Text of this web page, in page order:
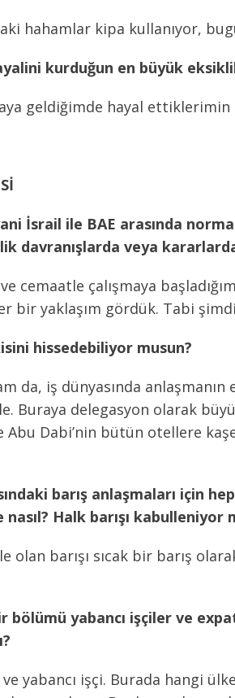
hahamlar kipa kullanıyor,
kurduğun en büyük
geldiğimde hayal ettiklerimin
İsrail ile BAE arasında
davranışlarda veya
cemaatle çalışmaya
bir yaklaşım gördük. Tabi
hissedebiliyor musun?
da, iş dünyasında
Buraya delegasyon olarak
Dabi’nin bütün otellere
barış anlaşmaları için
nasıl? Halk barışı
olan barışı sıcak bir barış
bölümü yabancı işçiler ve
yabancı işçi. Burada hangi